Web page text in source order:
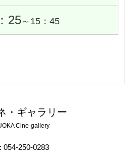
25～15：45
・ギャラリー
Cine-gallery
054-250-0283